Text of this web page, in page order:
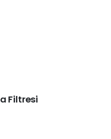
Filtresi